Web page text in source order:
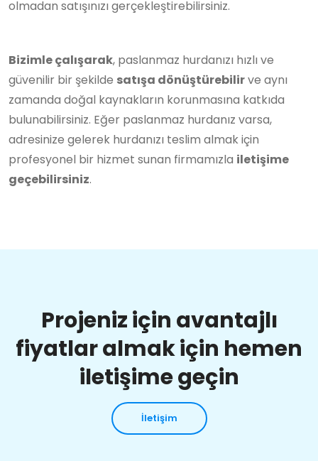
olmadan satışınızı gerçekleştirebilirsiniz.
Bizimle çalışarak, paslanmaz hurdanızı hızlı ve
güvenilir bir şekilde satışa dönüştürebilirve aynı
zamanda doğal kaynakların korunmasına katkıda
bulunabilirsiniz. Eğer paslanmaz hurdanız varsa,
adresinize gelerek hurdanızı teslim almak için
profesyonel bir hizmet sunan firmamızla iletişime
geçebilirsiniz.
Projeniz için avantajlı
fiyatlar almak için hemen
iletişime geçin
İletişim